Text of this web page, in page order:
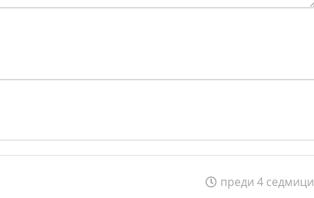
преди 4 седмици